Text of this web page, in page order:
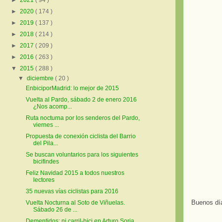
Buenos
► 2020 ( 174 )
► 2019 ( 137 )
► 2018 ( 214 )
► 2017 ( 209 )
► 2016 ( 263 )
▼ 2015 ( 288 )
▼diciembre( 20 )
EnbiciporMadrid: lo mejor de 2015
Vuelta al Pardo, sábado 2 de enero 2016
¿Nos acomp...
Ruta nocturna por los senderos del Pardo,
viernes ...
Propuesta de conexión ciclista del Barrio
del Pila...
Se buscan voluntarios para los siguientes
bicifindes
Feliz Navidad 2015 a todos nuestros
lectores
35 nuevas vías ciclistas para 2016
Vuelta Nocturna al Soto de Viñuelas.
Sábado 26 de ...